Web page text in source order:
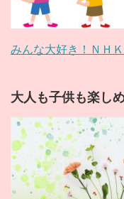
みんな大好き！ＮＨ
大人も子供も楽し